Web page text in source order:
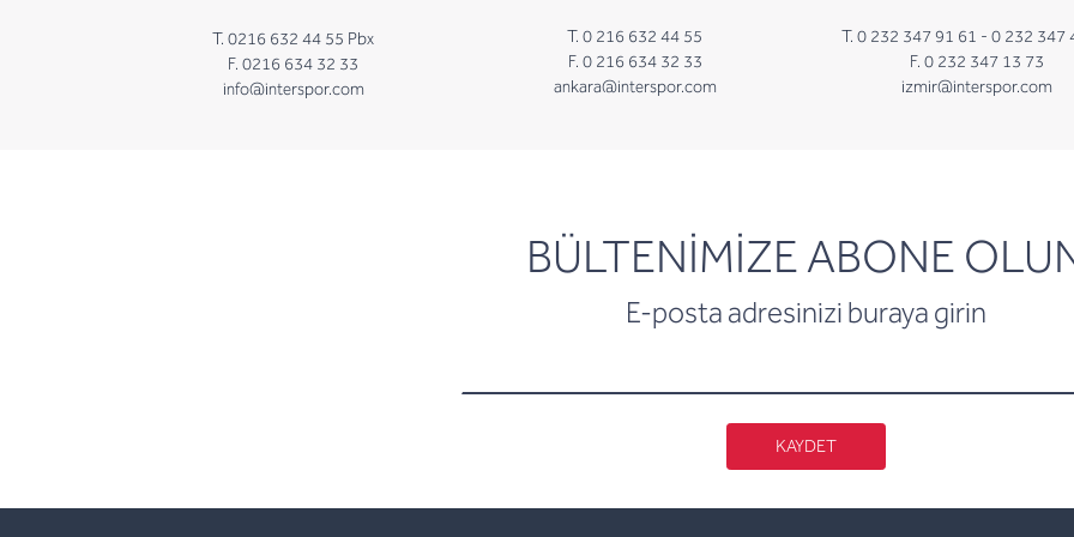
T. 0216 632 44 55 Pbx
F. 0216 634 32 33
info@interspor.com
T. 0 216 632 44 55
F. 0 216 634 32 33
ankara@interspor.com
T. 0 232 347 91 61 - 0 232 347
F. 0 232 347 13 73
izmir@interspor.com
BÜLTENİMİZE ABONE
E-posta adresinizi buraya girin
newsletter
KAYDET